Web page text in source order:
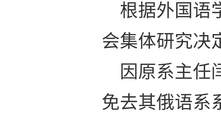
根据外国语
会集体研究决
因原系主任
免去其俄语系